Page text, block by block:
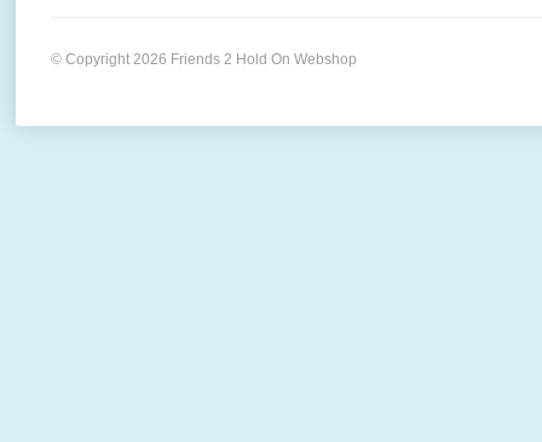
© Copyright 2026 Friends 2 Hold On Webshop